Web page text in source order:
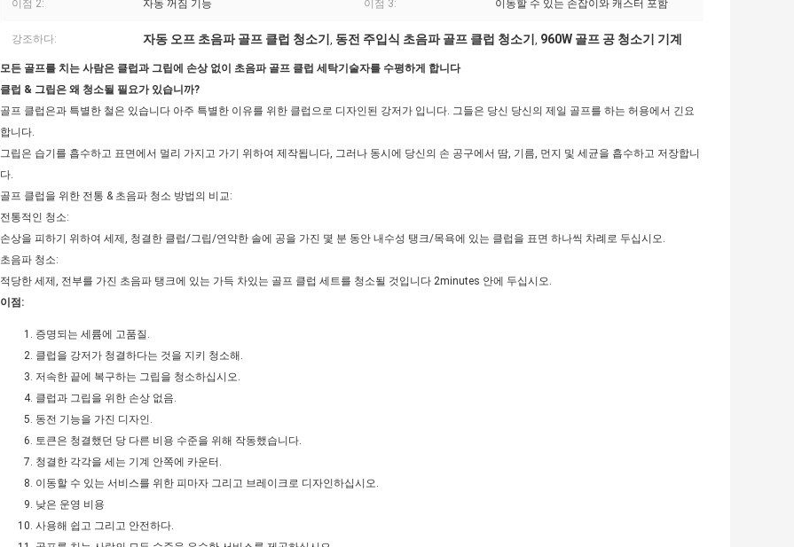
이점 2: 자동 꺼짐 기능 이점 3: 이동할 수 있는 손잡이와 캐스터 포함
강조하다: 자동 오프 초음파 골프 클럽 청소기 , 동전 주입식 초음파 골프 클럽 청소기 , 960W 골프 공 청소기 기계
모든 골프를 치는 사람은 클럽과 그립에 손상 없이 초음파 골프 클럽 세탁기술자를 수평하게 합니다
클럽 & 그립은 왜 청소될 필요가 있습니까?
골프 클럽은과 특별한 철은 있습니다 아주 특별한 이유를 위한 클럽으로 디자인된 강저가 입니다. 그들은 당신 당신의 제일 골프를 하는 허용에서 긴요
합니다.
그립은 습기를 흡수하고 표면에서 멀리 가지고 가기 위하여 제작됩니다, 그러나 동시에 당신의 손 공구에서 땀, 기름, 먼지 및 세균을 흡수하고 저장합니
다.
골프 클럽을 위한 전통 & 초음파 청소 방법의 비교:
전통적인 청소:
손상을 피하기 위하여 세제, 청결한 클럽/그립/연약한 솔에 공을 가진 몇 분 동안 내수성 탱크/목욕에 있는 클럽을 표면 하나씩 차례로 두십시오.
초음파 청소:
적당한 세제, 전부를 가진 초음파 탱크에 있는 가득 차있는 골프 클럽 세트를 청소될 것입니다 2minutes 안에 두십시오.
이점:
증명되는 세륨에 고품질.
클럽을 강저가 청결하다는 것을 지키 청소해.
저속한 끝에 복구하는 그립을 청소하십시오.
클럽과 그립을 위한 손상 없음.
동전 기능을 가진 디자인.
토큰은 청결했던 당 다른 비용 수준을 위해 작동했습니다.
청결한 각각을 세는 기계 안쪽에 카운터.
이동할 수 있는 서비스를 위한 피마자 그리고 브레이크로 디자인하십시오.
낮은 운영 비용
사용해 쉽고 그리고 안전하다.